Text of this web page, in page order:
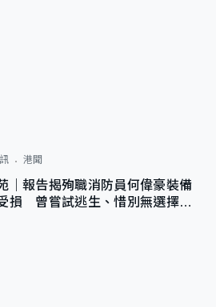
港聞
｜報告揭殉職消防員何偉豪裝備
損 曾嘗試逃生、惜別無選擇下